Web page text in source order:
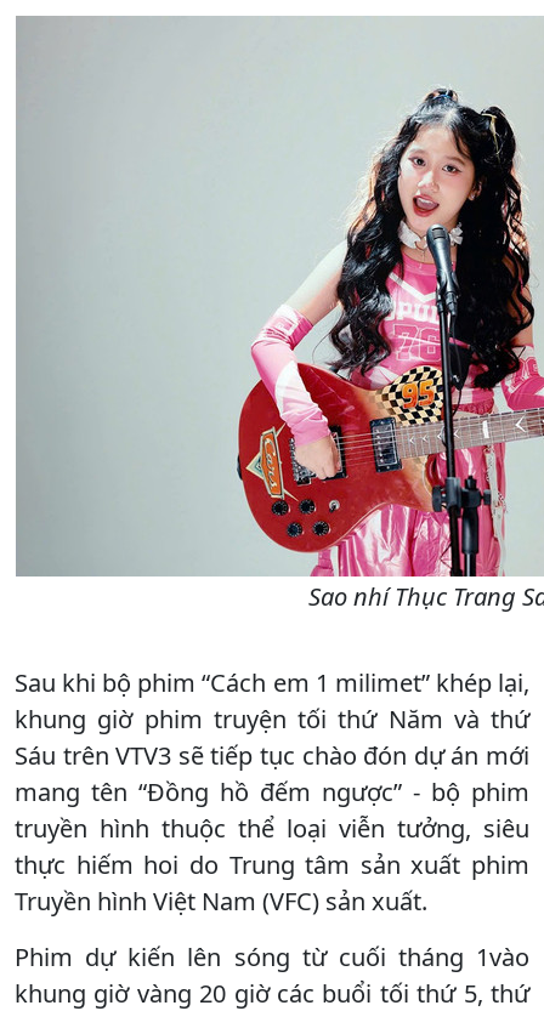
Sao nhí Thục Trang
Sau khi bộ phim “Cách em 1 milimet” khép lại,
khung giờ phim truyện tối thứ Năm và thứ
Sáu trên VTV3 sẽ tiếp tục chào đón dự án mới
mang tên “Đồng hồ đếm ngược” - bộ phim
truyền hình thuộc thể loại viễn tưởng, siêu
thực hiếm hoi do Trung tâm sản xuất phim
Truyền hình Việt Nam (VFC) sản xuất.
Phim dự kiến lên sóng từ cuối tháng 1vào
khung giờ vàng 20 giờ các buổi tối thứ 5, thứ